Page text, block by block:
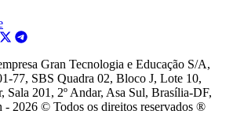
Gran Tecnologia e Educação S/A,
77, SBS Quadra 02, Bloco J, Lote 10,
201, 2º Andar, Asa Sul, Brasília-DF,
- 2026 © Todos os direitos reservados ®